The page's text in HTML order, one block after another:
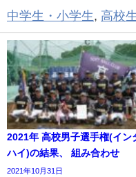
中学生・小学生, 高校
2021年 高校男子選手権(イン
ハイ)の結果、 組み合わせ
2021年10月31日